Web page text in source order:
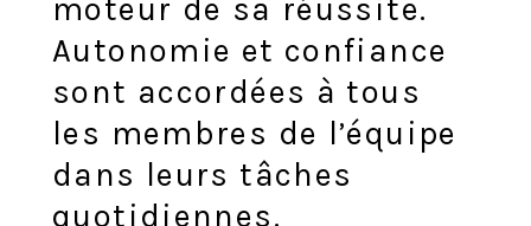
moteur de sa réussite.
Autonomie et confiance
sont accordées à tous
les membres de l’équipe
dans leurs tâches
quotidiennes.